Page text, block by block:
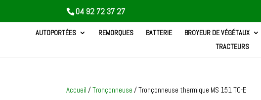
04 92 72 37 27
AUTOPORTÉES REMORQUES BATTERIE BROYEUR DE VÉGÉTAUX
TRACTEURS
Accueil /Tronçonneuse / Tronçonneuse thermique MS 151 TC-E